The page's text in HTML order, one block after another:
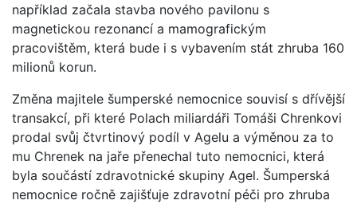
například začala stavba nového pavilonu s
magnetickou rezonancí a mamografickým
pracovištěm, která bude i s vybavením stát zhruba 160
milionů korun.
Změna majitele šumperské nemocnice souvisí s dřívější
transakcí, při které Polach miliardáři Tomáši Chrenkovi
prodal svůj čtvrtinový podíl v Agelu a výměnou za to
mu Chrenek na jaře přenechal tuto nemocnici, která
byla součástí zdravotnické skupiny Agel. Šumperská
nemocnice ročně zajišťuje zdravotní péči pro zhruba